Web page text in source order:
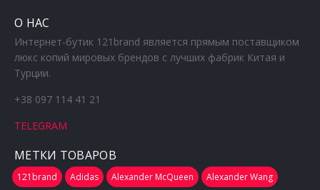
О НАС
Интернет-бутик 121brand является прямым поставщиком
люкс копий мировых брендов с лучших фабрик Китая и
Турции.
+38 097 114 41 21
TELEGRAM
МЕТКИ ТОВАРОВ
121brand Adidas Alexander McQueen
Alexander Wang